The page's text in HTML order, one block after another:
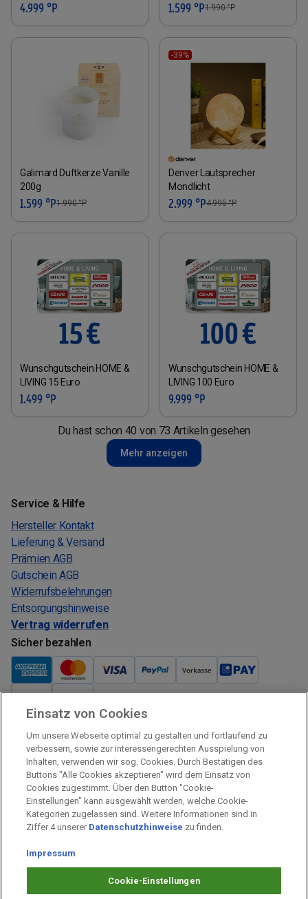
4.999 °P 1.599 °P1.990°P
Galimard Duftkerze Vanille
200g
1.599 °P1.990°P
-39%
Denver Lautsprecher
Mondlicht
2.999 °P4.995°P
Wunschgutschein HOME &
LIVING 15 Euro
1.499 °P
Wunschgutschein HOME &
LIVING 100 Euro
9.999 °P
Du hast schon 40 von 73 Artikeln gesehen
Mehr anzeigen
Service & Hilfe
Hersteller Kontakt
Lieferung & Versand
Prämien AGB
Gutschein AGB
Widerrufsbelehrungen
Entsorgungshinweise
Vertrag widerrufen
Sicher bezahlen
Verkauf und Versand
Kostenloser Versand:
Verkauf und Versand durch:
Verkauf Gutscheine durch:
Sicher einkaufen
Prämien Impressum
Prämien Datenschutz
Einsatz von Cookies
Um unsere Webseite optimal zu gestalten und fortlaufend zu
verbessern, sowie zur interessengerechten Ausspielung von
Inhalten, verwenden wir sog. Cookies. Durch Bestätigen des
Buttons "Alle Cookies akzeptieren" wird dem Einsatz von
Cookies zugestimmt. Über den Button "Cookie-
Einstellungen" kann ausgewählt werden, welche Cookie-
Kategorien zugelassen sind. Weitere Informationen sind in
Ziffer 4 unserer Datenschutzhinweise zu finden.
Impressum
Cookie-Einstellungen